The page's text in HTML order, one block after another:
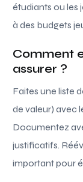
étudiants ou les
à des budgets
Comment
assurer ?
Faites une liste
de valeur) avec
Documentez
justificatifs.
important pour